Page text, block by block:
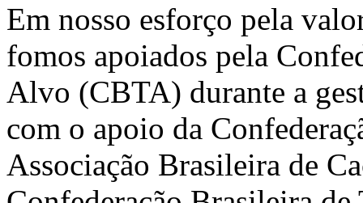
Em nosso esforço pela
fomos apoiados pela
Alvo (CBTA) durante a
com o apoio da
Associação Brasileira de